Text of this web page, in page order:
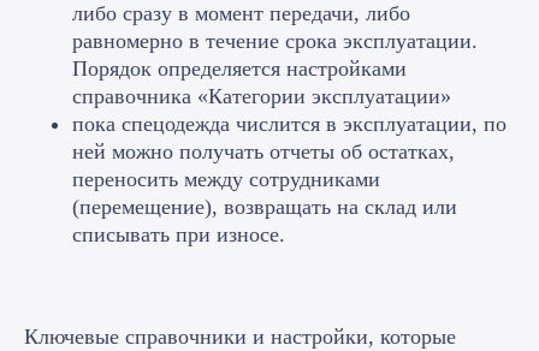
либо сразу в момент передачи, либо
равномерно в течение срока эксплуатации.
Порядок определяется настройками
справочника «Категории эксплуатации»
пока спецодежда числится в эксплуатации, по
ней можно получать отчеты об остатках,
переносить между сотрудниками
(перемещение), возвращать на склад или
списывать при износе.
Ключевые справочники и настройки, которые